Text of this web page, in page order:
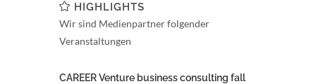
HIGHLIGHTS
Wir sind Medienpartner folgender
Veranstaltungen
CAREER Venture business consulting fall